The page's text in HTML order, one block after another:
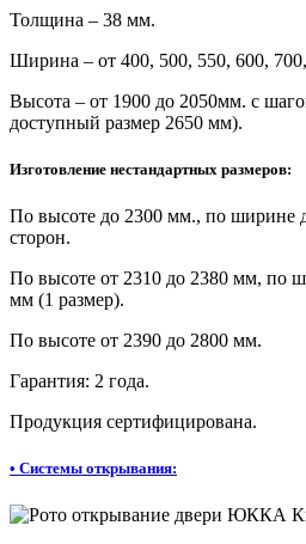
Толщина – 38 мм.
Ширина – от 400, 500, 550, 600,
Высота – от 1900 до 2050мм. с
доступный размер 2650 мм).
Изготовление нестандартных размеров:
По высоте до 2300 мм., по ширине
сторон.
По высоте от 2310 до 2380 мм, по
мм (1 размер).
По высоте от 2390 до 2800 мм.
Гарантия: 2 года.
Продукция сертифицирована.
• Системы открывания: